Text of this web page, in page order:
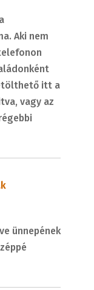
Aki nem
itt a
vagy az
ünnepének